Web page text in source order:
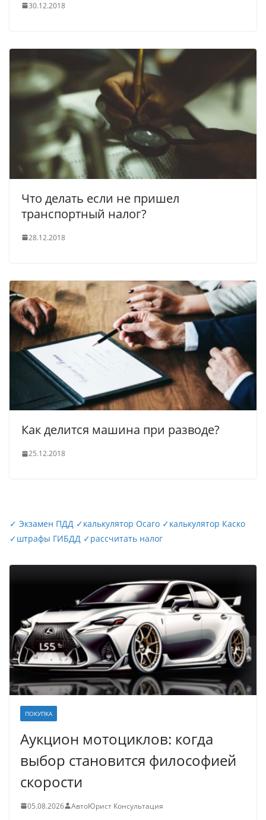
30.12.2018
Что делать если не пришел
транспортный налог?
28.12.2018
Как делится машина при разводе?
25.12.2018
✓ Экзамен ПДД ✓калькулятор Осаго ✓калькулятор Каско
✓штрафы ГИБДД ✓рассчитать налог
ПОКУПКА
Аукцион мотоциклов: когда
выбор становится философией
скорости
05.08.2026 АвтоЮрист Консультация